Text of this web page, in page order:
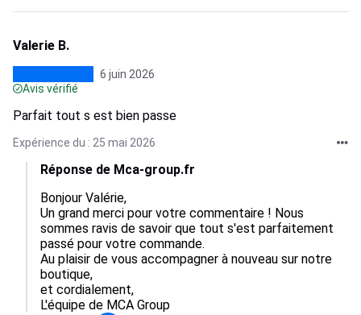
Valerie B.
6 juin 2026
Avis vérifié
Parfait tout s est bien passe
Expérience du : 25 mai 2026
Réponse de Mca-group.fr
Bonjour Valérie,
Un grand merci pour votre commentaire ! Nous
sommes ravis de savoir que tout s'est parfaitement
passé pour votre commande.
Au plaisir de vous accompagner à nouveau sur notre
boutique,
et cordialement,
L'équipe de MCA Group